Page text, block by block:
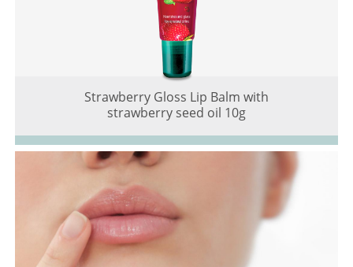
Strawberry Gloss Lip Balm with
strawberry seed oil 10g